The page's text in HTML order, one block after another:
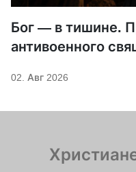
Бог — в тишине.
антивоенного
02. Авг 2026